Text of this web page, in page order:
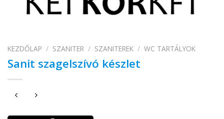
KEZDŐLAP / SZANITER / SZANITEREK / WC TARTÁLYOK
Sanit szagelszívó készlet